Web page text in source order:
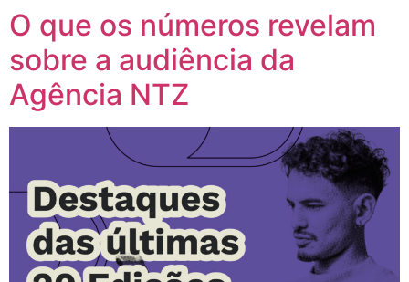
O que os números revelam
sobre a audiência da
Agência NTZ